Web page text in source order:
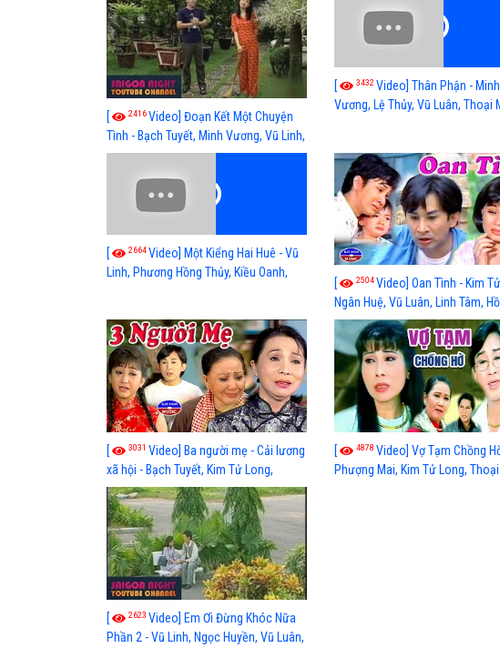
[ 2416Video] Đoạn Kết Một Chuyện
Tình - Bạch Tuyết, Minh Vương, Vũ Linh,
Thanh Ngân, Vũ Luân, Hồng Tơ
[ 3432 Video] Thân Phận - Minh
Vương, Lệ Thủy, Vũ Luân, Thoại
[ 2664Video] Một Kiểng Hai Huê - Vũ
Linh, Phương Hồng Thủy, Kiều Oanh,
[ 2504Video] Oan Tình - Kim
Ngân Huệ, Vũ Luân, Linh Tâm,
Nga, Ngọc Giàu, Diệp Lang, Kiều
Minh Châu, Thanh Chiến, Bích
Linh Huyền, Bé Xuân Mai
[ 3031 Video] Ba người mẹ - Cải lương
xã hội - Bạch Tuyết, Kim Tử Long,
Thanh Thanh Tâm, Hồng Nga, Vũ Luân,
Diệp Lang, Chí Linh, Vân Hà
[ 4878 Video] Vợ Tạm Chồng
Phượng Mai, Kim Tử Long, Thoại
[ 2623 Video] Em Ơi Đừng Khóc Nữa
Phần 2 - Vũ Linh, Ngọc Huyền, Vũ Luân,
Like